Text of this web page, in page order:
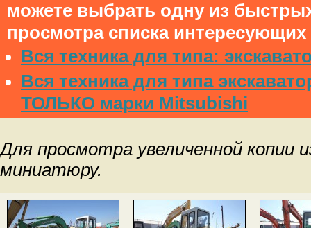
можете выбрать одну из
просмотра списка
Вся техника для типа:
Вся техника для типа
ТОЛЬКО марки Mitsubishi
Для просмотра увеличенной копии
миниатюру.